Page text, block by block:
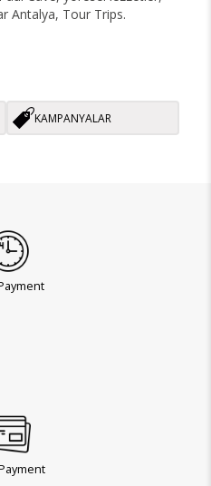
Antalya, Tour Trips.
KAMPANYALAR